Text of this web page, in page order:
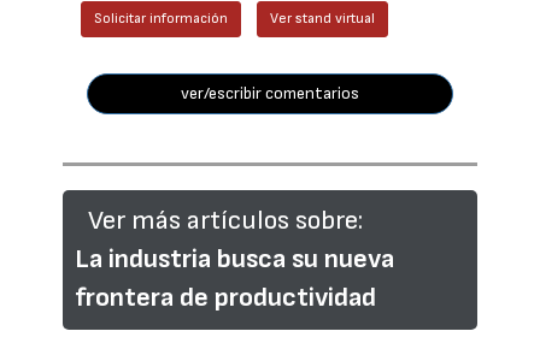
Solicitar información Ver stand virtual
ver/escribir comentarios
Ver más artículos sobre:
La industria busca su nueva
frontera de productividad